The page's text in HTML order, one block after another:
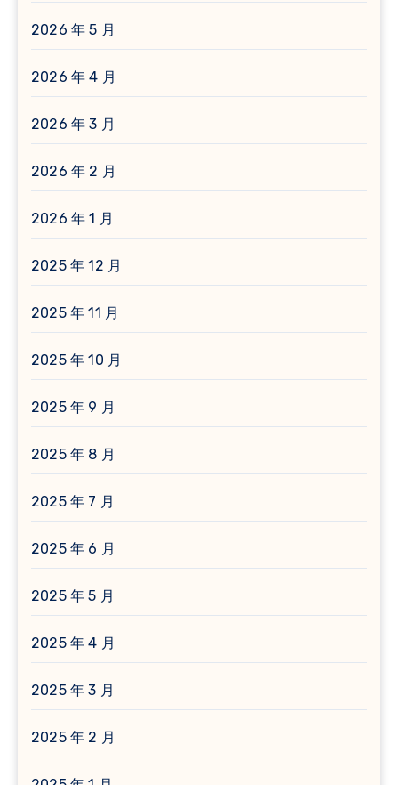
2026 年 5 月
2026 年 4 月
2026 年 3 月
2026 年 2 月
2026 年 1 月
2025 年 12 月
2025 年 11 月
2025 年 10 月
2025 年 9 月
2025 年 8 月
2025 年 7 月
2025 年 6 月
2025 年 5 月
2025 年 4 月
2025 年 3 月
2025 年 2 月